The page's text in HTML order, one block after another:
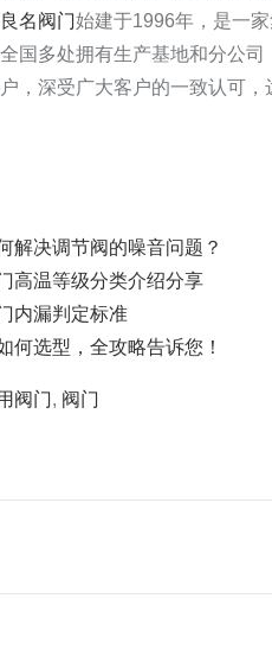
良名阀门始建于1996年，是一
国多处拥有生产基地和分公
，深受广大客户的一致认可
解决调节阀的噪音问题？
高温等级分类介绍分享
内漏判定标准
何选型，全攻略告诉您！
阀门, 阀门